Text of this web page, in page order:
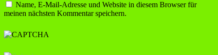
Name, E-Mail-Adresse und Website in diesem Browser für
meinen nächsten Kommentar speichern.